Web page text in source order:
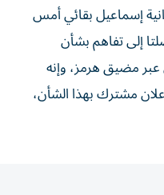
إسماعيل بقائي أمس
إلى تفاهم بشأن
عبر مضيق هرمز، وإنه
مشترك بهذا الشأن،